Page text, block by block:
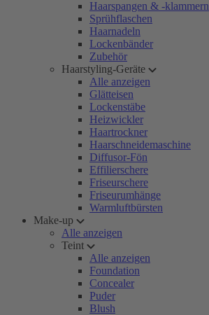
Haarspangen & -klammern
Sprühflaschen
Haarnadeln
Lockenbänder
Zubehör
Haarstyling-Geräte
Alle anzeigen
Glätteisen
Lockenstäbe
Heizwickler
Haartrockner
Haarschneidemaschine
Diffusor-Fön
Effilierschere
Friseurschere
Friseurumhänge
Warmluftbürsten
Make-up
Alle anzeigen
Teint
Alle anzeigen
Foundation
Concealer
Puder
Blush